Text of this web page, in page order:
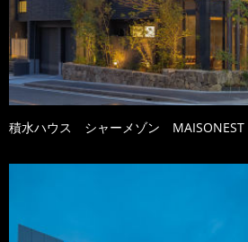
積水ハウス シャーメゾン MAISONEST